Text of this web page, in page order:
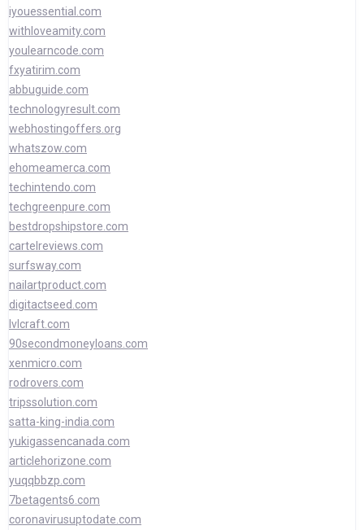
iyouessential.com
withloveamity.com
youlearncode.com
fxyatirim.com
abbuguide.com
technologyresult.com
webhostingoffers.org
whatszow.com
ehomeamerca.com
techintendo.com
techgreenpure.com
bestdropshipstore.com
cartelreviews.com
surfsway.com
nailartproduct.com
digitactseed.com
lvlcraft.com
90secondmoneyloans.com
xenmicro.com
rodrovers.com
tripssolution.com
satta-king-india.com
yukigassencanada.com
articlehorizone.com
yuqqbbzp.com
7betagents6.com
coronavirusuptodate.com